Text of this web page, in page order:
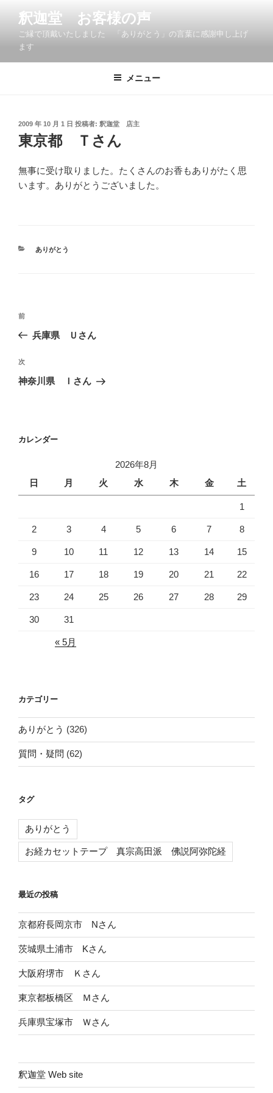
ツ
釈迦堂 お客様の声
ご縁で頂戴いたしました 「ありがとう」の言葉に感謝申し上げ
ます
メニュー
投
稿
日:
2009 年 10 月 1 日 投稿者: 釈迦堂 店主
東京都 Ｔさん
無事に受け取りました。たくさんのお香もありがたく思
います。ありがとうございました。
カ
ありがとう
投
ビ
ゲ
ン
前
の
稿
前
兵庫県 Ｕさん
次
の
次
神奈川県 Ｉさん
カレンダー
2026年8月
日
月 火 水 木 金 土
1
2 3 4 5 6 7 8
9 10 11 12 13 14 15
16 17 18 19 20 21 22
23 24 25 26 27 28 29
30 31
« 5月
カテゴリー
ありがとう (326)
質問・疑問 (62)
タグ
ありがとう
お経カセットテープ 真宗高田派 佛説阿弥陀経
最近の投稿
京都府長岡京市 Nさん
茨城県土浦市 Kさん
大阪府堺市 Ｋさん
東京都板橋区 Ｍさん
兵庫県宝塚市 Ｗさん
釈迦堂 Web site